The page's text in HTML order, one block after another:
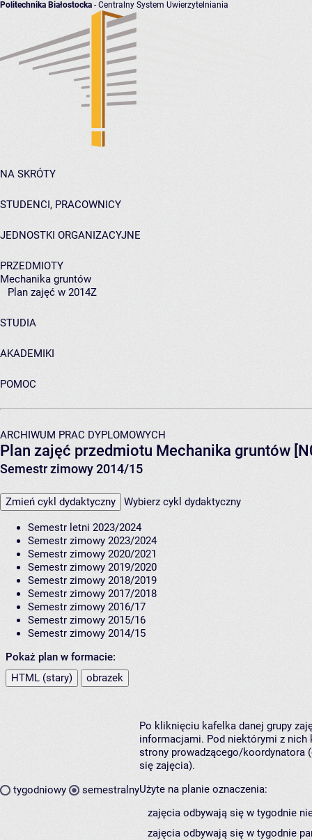
Politechnika Białostocka - Centralny System Uwierzytelniania
NA SKRÓTY
STUDENCI, PRACOWNICY
JEDNOSTKI ORGANIZACYJNE
PRZEDMIOTY
Mechanika gruntów
Plan zajęć w 2014Z
STUDIA
AKADEMIKI
POMOC
ARCHIWUM PRAC DYPLOMOWYCH
Plan zajęć przedmiotu Mechanika gruntów
Semestr zimowy 2014/15
Zmień cykl dydaktyczny Wybierz cykl dydaktyczny
Semestr letni 2023/2024
Semestr zimowy 2023/2024
Semestr zimowy 2020/2021
Semestr zimowy 2019/2020
Semestr zimowy 2018/2019
Semestr zimowy 2017/2018
Semestr zimowy 2016/17
Semestr zimowy 2015/16
Semestr zimowy 2014/15
Pokaż plan w formacie:
HTML (stary)
obrazek
tygodniowy semestralny
Po kliknięciu kafelka danej grupy
informacjami. Pod niektórymi z nich
strony prowadzącego/koordynatora
się zajęcia).
Użyte na planie oznaczenia:
zajęcia odbywają się w tygodnie
zajęcia odbywają się w tygodnie